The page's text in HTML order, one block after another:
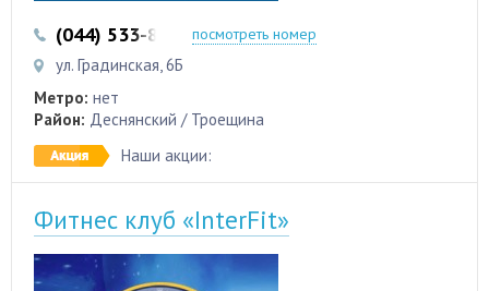
(044) 533-87-87 (044) 353-12-00
посмотреть номер
ул. Градинская, 6Б
Метро: нет
Район: Деснянский / Троещина
Наши акции:
Фитнес клуб «InterFit»